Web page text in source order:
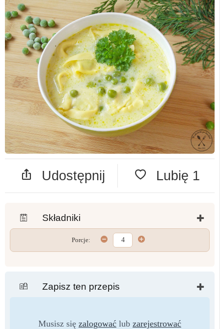
Udostępnij Lubię 1
Składniki
Porcje:
Zapisz ten przepis
Musisz się zalogować lub zarejestrować